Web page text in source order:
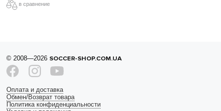
в сравнение
© 2008—2026 SOCCER-SHOP.COM.UA
Оплата и доставка
Обмен/Возврат товара
Политика конфиденциальности